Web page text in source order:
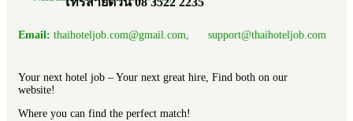
Email: thaihoteljob.com@gmail.com, support@thaihoteljob.com
Your next hotel job – Your next great hire, Find both on our
website!
Where you can find the perfect match!